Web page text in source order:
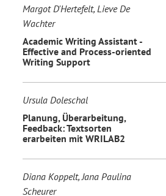
Margot D'Hertefelt, Lieve De
Wachter
Academic Writing Assistant -
Effective and Process-oriented
Writing Support
Ursula Doleschal
Planung, Überarbeitung,
Feedback: Textsorten
erarbeiten mit WRILAB2
Diana Koppelt, Jana Paulina
Scheurer